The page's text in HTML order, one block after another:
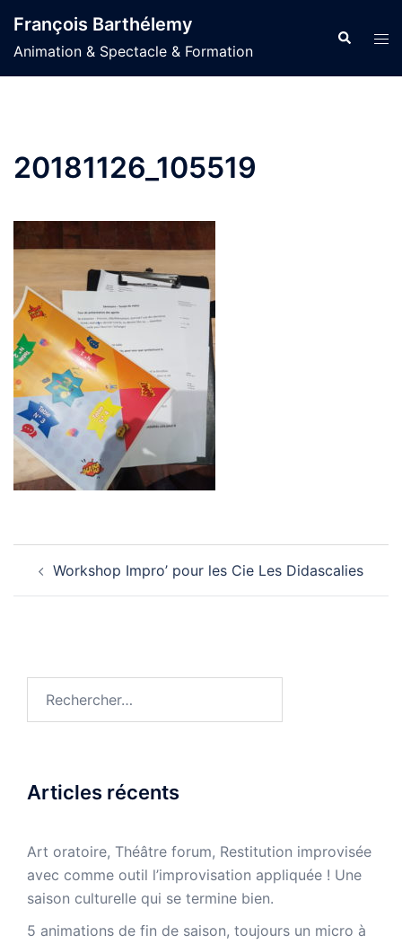
au
contenu
François Barthélemy
Animation & Spectacle & Formation
20181126_105519
d’article
Workshop Impro’ pour les Cie Les Didascalies
Articles récents
Art oratoire, Théâtre forum, Restitution improvisée
avec comme outil l’improvisation appliquée ! Une
saison culturelle qui se termine bien.
5 animations de fin de saison, toujours un micro à